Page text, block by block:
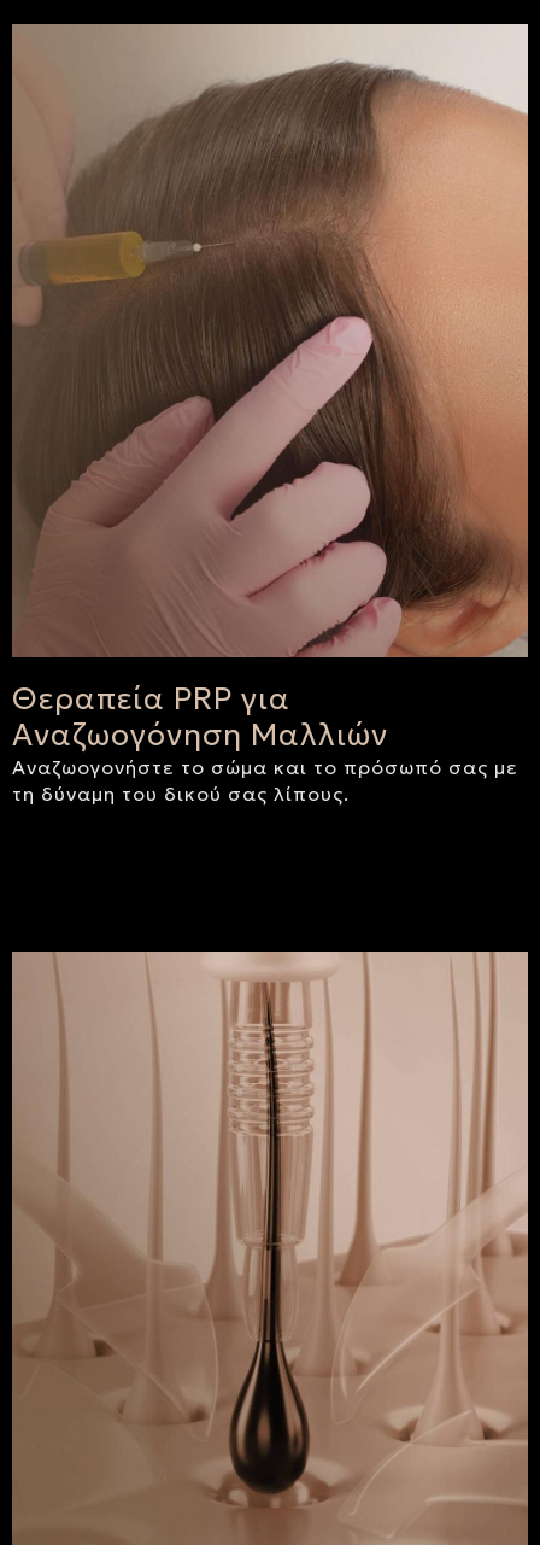
Θεραπεία PRP για
Αναζωογόνηση Μαλλιών
Αναζωογονήστε το σώμα και το πρόσωπό σας με
τη δύναμη του δικού σας λίπους.